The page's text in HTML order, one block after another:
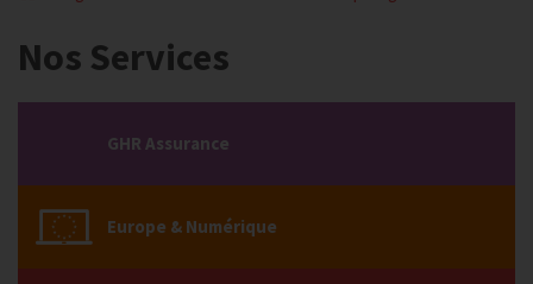
Nos Services
GHR Assurance
Europe & Numérique